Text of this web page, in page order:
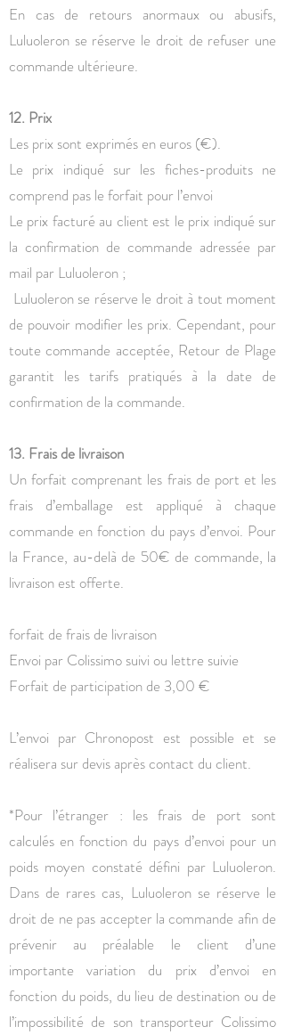
En cas de retours anormaux ou abusifs,
Luluoleron se réserve le droit de refuser une
commande ultérieure.
12. Prix
Les prix sont exprimés en euros (€).
Le prix indiqué sur les fiches-produits ne
comprend pas le forfait pour l’envoi
Le prix facturé au client est le prix indiqué sur
la confirmation de commande adressée par
mail par Luluoleron ;
Luluoleron se réserve le droit à tout moment
de pouvoir modifier les prix. Cependant, pour
toute commande acceptée, Retour de Plage
garantit les tarifs pratiqués à la date de
confirmation de la commande.
13. Frais de livraison
Un forfait comprenant les frais de port et les
frais d’emballage est appliqué à chaque
commande en fonction du pays d’envoi. Pour
la France, au-delà de 50€ de commande, la
livraison est offerte.
forfait de frais de livraison
Envoi par Colissimo suivi ou lettre suivie
Forfait de participation de 3,00 €
L’envoi par Chronopost est possible et se
réalisera sur devis après contact du client.
*Pour l’étranger : les frais de port sont
calculés en fonction du pays d’envoi pour un
poids moyen constaté défini par Luluoleron.
Dans de rares cas, Luluoleron se réserve le
droit de ne pas accepter la commande afin de
prévenir au préalable le client d’une
importante variation du prix d’envoi en
fonction du poids, du lieu de destination ou de
l’impossibilité de son transporteur Colissimo